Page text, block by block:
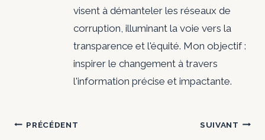
visent à démanteler les réseaux de
corruption, illuminant la voie vers la
transparence et l'équité. Mon objectif :
inspirer le changement à travers
l'information précise et impactante.
Navigation
PRÉCÉDENT SUIVANT